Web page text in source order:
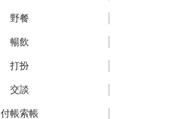
野餐
暢飲
打扮
交談
付帳索帳